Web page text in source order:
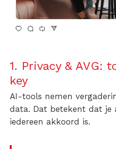
1. Privacy & AVG:
key
AI-tools nemen
data. Dat betekent dat je
iedereen akkoord is.